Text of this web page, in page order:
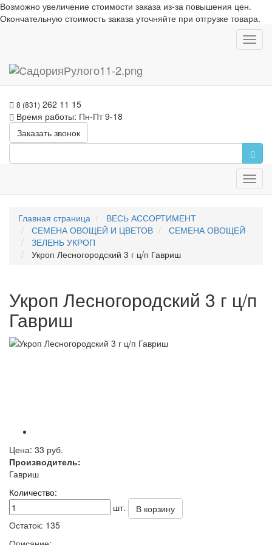
Возможно увеличение стоимости заказа из-за повышения цен.
Окончательную стоимость заказа уточняйте при отгрузке товара.
8 (831) 262 11 15
Время работы: Пн-Пт 9-18
Заказать звонок
Главная страница
ВЕСЬ АССОРТИМЕНТ
СЕМЕНА ОВОЩЕЙ И ЦВЕТОВ
СЕМЕНА ОВОЩЕЙ
ЗЕЛЕНЬ УКРОП
Укроп Лесногородский 3 г ц/п Гавриш
Укроп Лесногородский 3 г ц/п
Гавриш
Цена: 33 руб.
Производитель:
Гавриш
Количество:
шт.
В корзину
Остаток: 135